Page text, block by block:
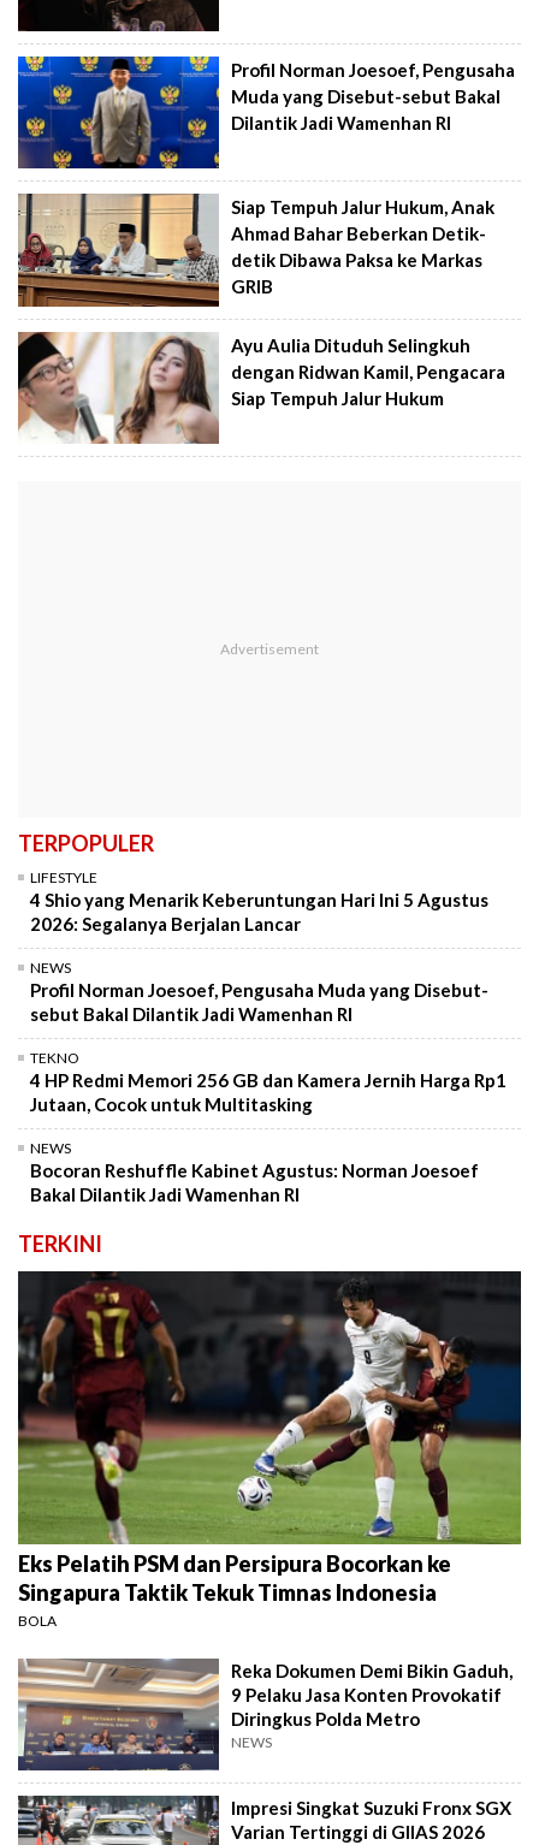
Profil Norman Joesoef, Pengusaha
Muda yang Disebut-sebut Bakal
Dilantik Jadi Wamenhan RI
Siap Tempuh Jalur Hukum, Anak
Ahmad Bahar Beberkan Detik-
detik Dibawa Paksa ke Markas
GRIB
Ayu Aulia Dituduh Selingkuh
dengan Ridwan Kamil, Pengacara
Siap Tempuh Jalur Hukum
TERPOPULER
LIFESTYLE
4 Shio yang Menarik Keberuntungan Hari Ini 5 Agustus
2026: Segalanya Berjalan Lancar
NEWS
Profil Norman Joesoef, Pengusaha Muda yang Disebut-
sebut Bakal Dilantik Jadi Wamenhan RI
TEKNO
4 HP Redmi Memori 256 GB dan Kamera Jernih Harga Rp1
Jutaan, Cocok untuk Multitasking
NEWS
Bocoran Reshuffle Kabinet Agustus: Norman Joesoef
Bakal Dilantik Jadi Wamenhan RI
TERKINI
Eks Pelatih PSM dan Persipura Bocorkan ke
Singapura Taktik Tekuk Timnas Indonesia
BOLA
Reka Dokumen Demi Bikin Gaduh,
9 Pelaku Jasa Konten Provokatif
Diringkus Polda Metro
NEWS
Impresi Singkat Suzuki Fronx SGX
Varian Tertinggi di GIIAS 2026